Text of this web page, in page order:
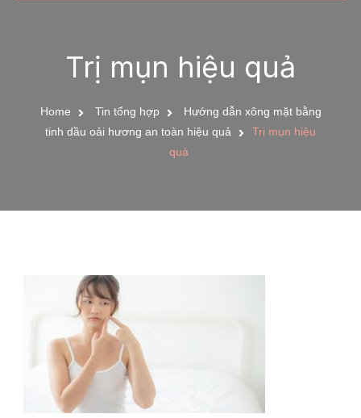
Trị mụn hiệu quả
Home Tin tổng hợp
Hướng dẫn xông mặt bằng
tinh dầu oải hương an toàn hiệu quả
Trị mụn hiệu
quả